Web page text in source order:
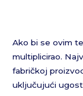
Ako bi se ovim
multiplicirao.
fabričkoj
uključujući